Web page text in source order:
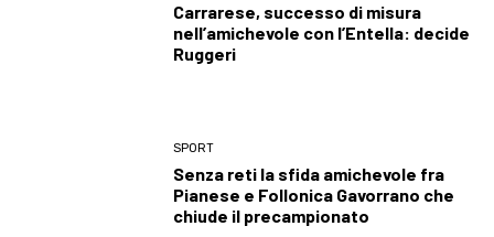
Carrarese, successo di misura
nell’amichevole con l’Entella: decide
Ruggeri
SPORT
Senza reti la sfida amichevole fra
Pianese e Follonica Gavorrano che
chiude il precampionato